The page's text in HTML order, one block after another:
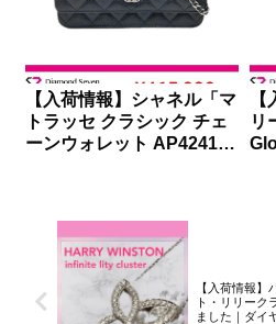
【入荷情報】シャネル「マ
トラッセ クラシック チェ
ーンウォレット AP4241」
リ
【入荷情報】
ト・リリーク
ました｜ダイ